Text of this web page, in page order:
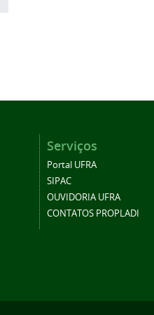
Serviços
Portal UFRA
SIPAC
OUVIDORIA UFRA
CONTATOS PROPLADI